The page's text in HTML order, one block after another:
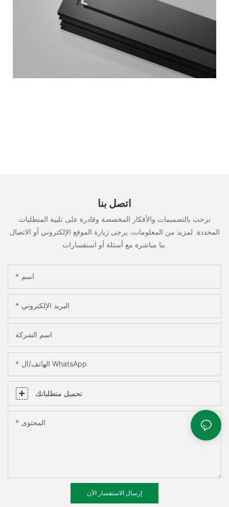
اتصل بنا
نرحب بالتصميمات والأفكار المخصصة وقادرة على تلبية المتطلبات
المحددة. لمزيد من المعلومات، يرجى زيارة الموقع الإلكتروني أو الاتصال
اسم
البريد الإلكتروني
اسم الشركة
الهاتف/ال WhatsApp
تحميل متطلباتك
المحتوى
إرسال الاستفسار الآن